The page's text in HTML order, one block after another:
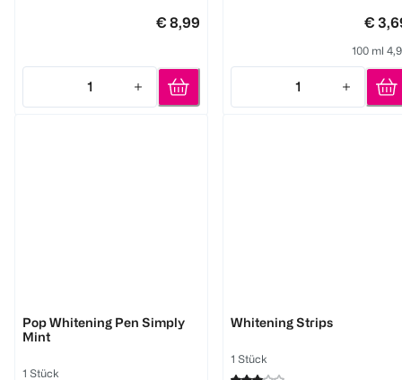
€ 8,99
1
Quantity: 1
€
100 ml
1
Quantity: 1
Pop Whitening Pen Simply
Mint
1 Stück
Whitening Strips
1 Stück